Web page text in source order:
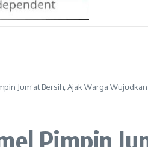
Jum’at Bersih, Ajak Warga
Pimpin